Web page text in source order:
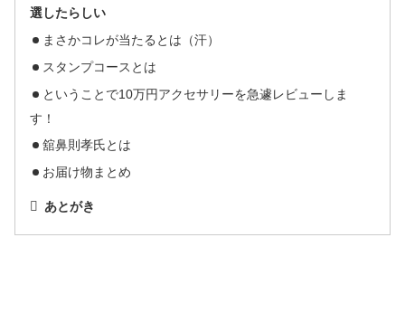
選したらしい
まさかコレが当たるとは（汗）
スタンプコースとは
ということで10万円アクセサリーを急遽レビューしま
す！
舘鼻則孝氏とは
お届け物まとめ
あとがき